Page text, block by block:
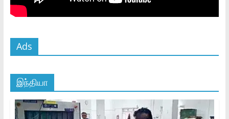
Ads
இந்தியா